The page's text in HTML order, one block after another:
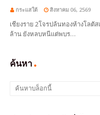
กระแสใต้ สิงหาคม 06, 2569
เชียงราย 2โจรปล้นทองห้างโลตั
ล้าน ยังหลบหนีแต่พบร…
ค้นหา